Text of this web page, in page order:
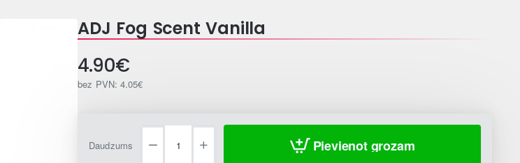
ADJ Fog Scent Vanilla
4.90€
bez PVN: 4.05€
Daudzums Pievienot grozam